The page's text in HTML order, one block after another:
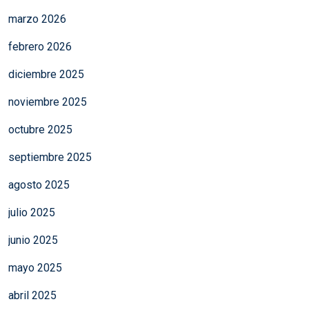
marzo 2026
febrero 2026
diciembre 2025
noviembre 2025
octubre 2025
septiembre 2025
agosto 2025
julio 2025
junio 2025
mayo 2025
abril 2025